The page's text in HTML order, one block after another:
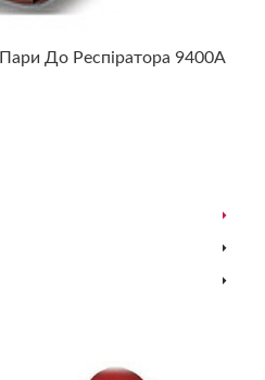
Пари До Респіратора 9400А